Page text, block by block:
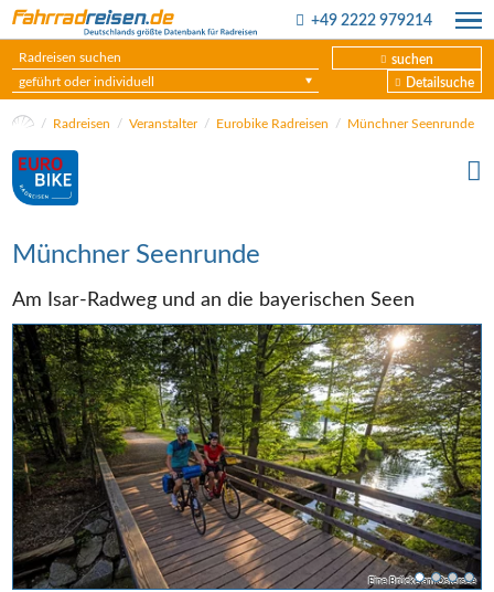
+49 2222 979214
suchen
geführt oder individuell
Detailsuche
Radreisen Veranstalter Eurobike Radreisen Münchner Seenrunde
Münchner Seenrunde
Am Isar-Radweg und an die bayerischen Seen
Eine Brücke am Ostersee
Radfahrer im Werdenfelser Land
Radfahrer am Riegsee
Radfahrer in Garmisch